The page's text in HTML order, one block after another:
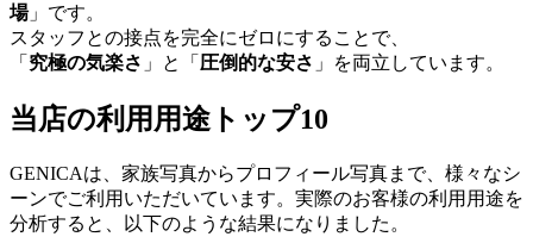
場」です。
スタッフとの接点を完全にゼロにすることで、
「 究極の気楽さ 」と「 圧倒的な安さ 」を両立しています。
当店の利用用途トップ10
GENICAは、家族写真からプロフィール写真まで、様々なシ
ーンでご利用いただいています。実際のお客様の利用用途を
分析すると、以下のような結果になりました。